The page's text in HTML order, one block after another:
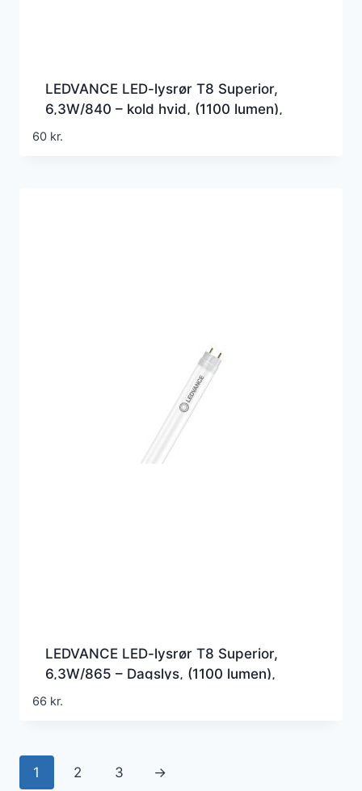
LEDVANCE LED-lysrør T8 Superior,
6,3W/840 – kold hvid, (1100 lumen),
600mm, G5 (Erstatter 18w), EM+230v
60 kr.
LEDVANCE LED-lysrør T8 Superior,
6,3W/865 – Dagslys, (1100 lumen),
600mm, G5 (Erstatter 18w), EM+230v
66 kr.
1 2 3 →